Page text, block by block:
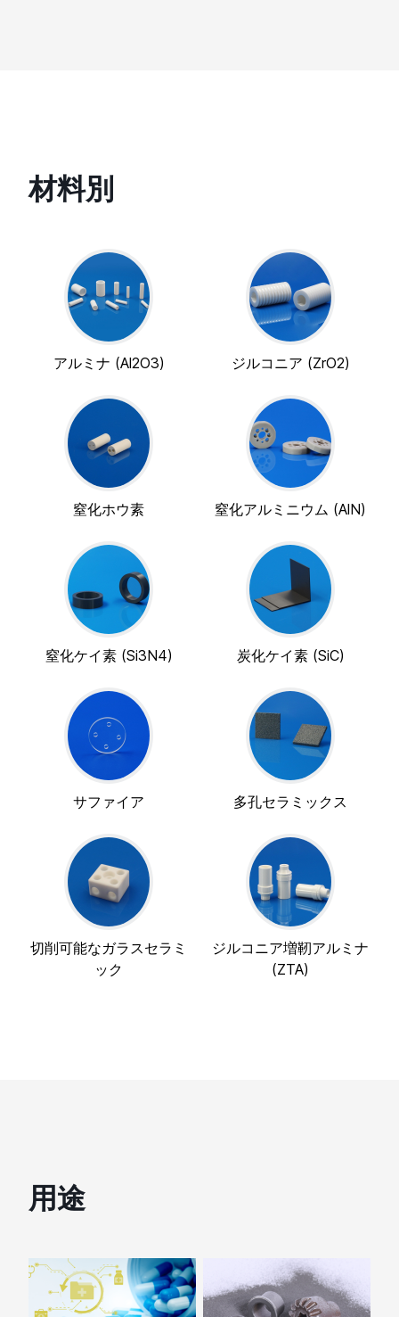
材料別
アルミナ (Al2O3) ジルコニア (ZrO2)
窒化ホウ素 窒化アルミニウム (AlN)
窒化ケイ素 (Si3N4) 炭化ケイ素 (SiC)
サファイア 多孔セラミックス
切削可能なガラスセラミ
ック
ジルコニア増靭アルミナ
(ZTA)
用途